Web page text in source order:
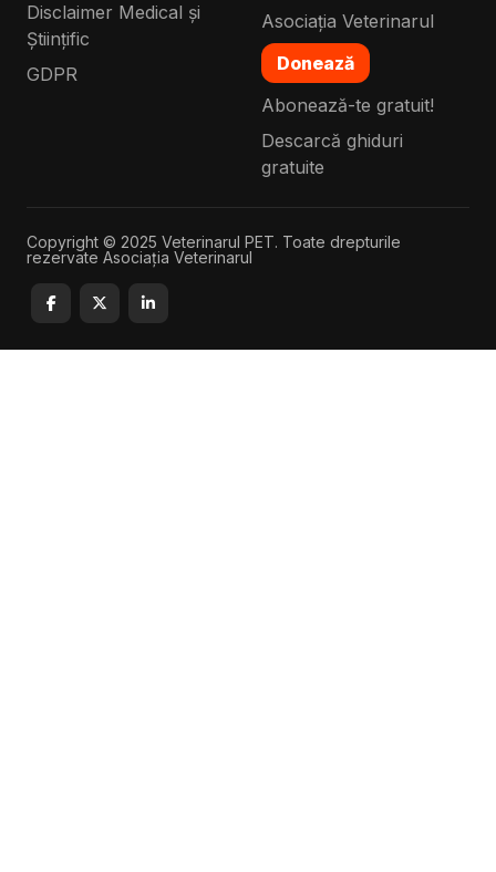
Disclaimer Medical și
Științific
GDPR
Asociația Veterinarul
Donează
Abonează-te gratuit!
Descarcă ghiduri
gratuite
Copyright © 2025 Veterinarul PET. Toate drepturile
rezervate Asociația Veterinarul